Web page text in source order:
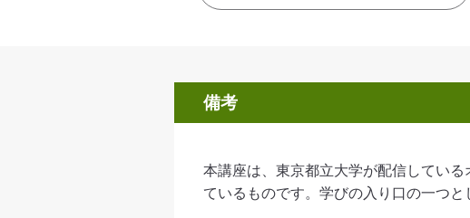
備考
本講座は、東京都立大学が配信してい
ているものです。学びの入り口の一つと